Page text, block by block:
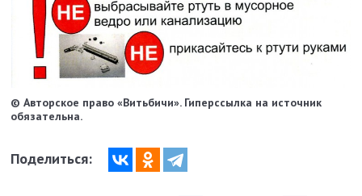
© Авторское право «Витьбичи». Гиперссылка на источник
обязательна.
Поделиться: